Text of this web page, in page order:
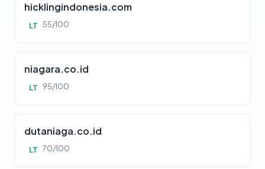
hicklingindonesia.com
LT 55/100
niagara.co.id
LT 95/100
dutaniaga.co.id
LT 70/100